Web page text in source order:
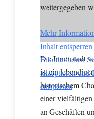
weitergegeben
Mehr
Inhalt entsperren
Erforderlichen
akzeptieren und
entsperren
Die Innenstadt
ist ein
historischem
einer
an Geschäften